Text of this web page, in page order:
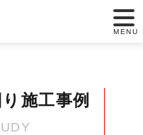
MENU
施工事例